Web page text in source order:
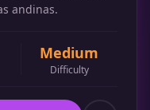
andinas.
Medium
Difficulty